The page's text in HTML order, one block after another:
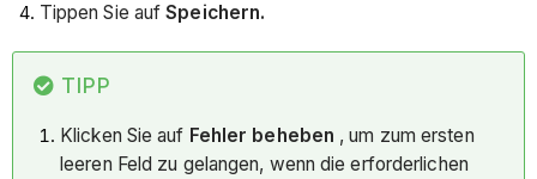
Tippen Sie aufSpeichern.
TIPP
Klicken Sie auf Fehler beheben , um zum ersten
leeren Feld zu gelangen, wenn die erforderlichen